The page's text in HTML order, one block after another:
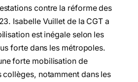
contre la réforme des
Isabelle Vuillet de la CGT a
est inégale selon les
forte dans les métropoles.
forte mobilisation de
collèges, notamment dans les